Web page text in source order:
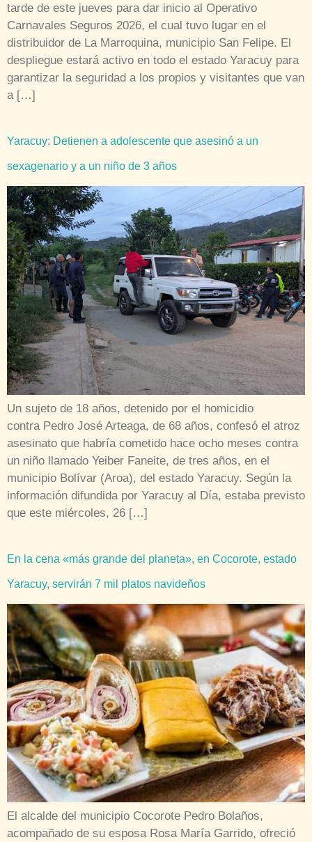
tarde de este jueves para dar inicio al Operativo
Carnavales Seguros 2026, el cual tuvo lugar en el
distribuidor de La Marroquina, municipio San Felipe. El
despliegue estará activo en todo el estado Yaracuy para
garantizar la seguridad a los propios y visitantes que van
a […]
Yaracuy: Detienen a adolescente que asesinó a un
sexagenario y a un niño de 3 años
Un sujeto de 18 años, detenido por el homicidio
contra Pedro José Arteaga, de 68 años, confesó el atroz
asesinato que habría cometido hace ocho meses contra
un niño llamado Yeiber Faneite, de tres años, en el
municipio Bolívar (Aroa), del estado Yaracuy. Según la
información difundida por Yaracuy al Día, estaba previsto
que este miércoles, 26 […]
En la cena «más grande del planeta», en Cocorote, estado
Yaracuy, servirán 7 mil platos navideños
El alcalde del municipio Cocorote Pedro Bolaños,
acompañado de su esposa Rosa María Garrido, ofreció